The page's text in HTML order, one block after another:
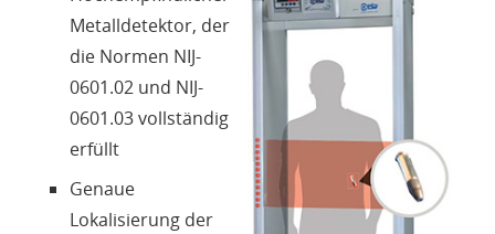
Kontakte
Login
Sprache
Metalldetektor, der
die Normen NIJ-
0601.02 und NIJ-
0601.03 vollständig
erfüllt
Genaue
Lokalisierung der